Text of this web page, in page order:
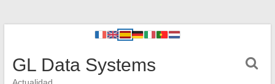
GL Data Systems